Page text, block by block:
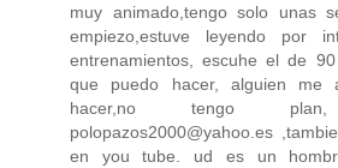
muy animado,tengo solo unas
empiezo,estuve leyendo por
entrenamientos, escuhe el de
que puedo hacer, alguien me
hacer,no tengo
polopazos2000@yahoo.es
en you tube. ud es un